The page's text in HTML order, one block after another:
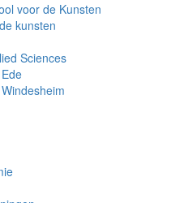
voor de Kunsten
kunsten
Sciences